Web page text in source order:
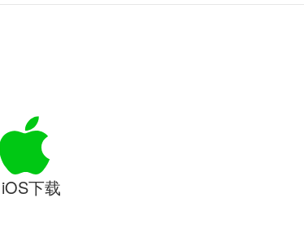
iOS下载